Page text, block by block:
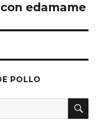
edamame
POLLO